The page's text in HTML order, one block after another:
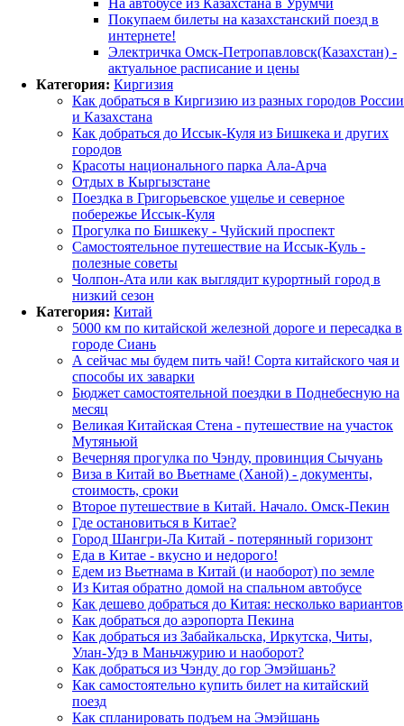
Покупаем билеты на казахстанский поезд в
интернете!
Электричка Омск-Петропавловск(Казахстан) -
актуальное расписание и цены
Категория: Киргизия
Как добраться в Киргизию из разных городов России
и Казахстана
Как добраться до Иссык-Куля из Бишкека и других
городов
Красоты национального парка Ала-Арча
Отдых в Кыргызстане
Поездка в Григорьевское ущелье и северное
побережье Иссык-Куля
Прогулка по Бишкеку - Чуйский проспект
Самостоятельное путешествие на Иссык-Куль -
полезные советы
Чолпон-Ата или как выглядит курортный город в
низкий сезон
Категория: Китай
5000 км по китайской железной дороге и пересадка в
городе Сиань
А сейчас мы будем пить чай! Сорта китайского чая и
способы их заварки
Бюджет самостоятельной поездки в Поднебесную на
месяц
Великая Китайская Стена - путешествие на участок
Мутяньюй
Вечерняя прогулка по Чэнду, провинция Сычуань
Виза в Китай во Вьетнаме (Ханой) - документы,
стоимость, сроки
Второе путешествие в Китай. Начало. Омск-Пекин
Где остановиться в Китае?
Город Шангри-Ла Китай - потерянный горизонт
Еда в Китае - вкусно и недорого!
Едем из Вьетнама в Китай (и наоборот) по земле
Из Китая обратно домой на спальном автобусе
Как дешево добраться до Китая: несколько вариантов
Как добраться до аэропорта Пекина
Как добраться из Забайкальска, Иркутска, Читы,
Улан-Удэ в Маньчжурию и наоборот?
Как добраться из Чэнду до гор Эмэйшань?
Как самостоятельно купить билет на китайский
поезд
Как спланировать подъем на Эмэйшань